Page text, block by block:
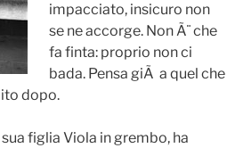
impacciato, insicuro non
se ne accorge. Non Ã¨ che
fa finta: proprio non ci
bada. Pensa giÃ a quel che
dopo.
figlia Viola in grembo, ha